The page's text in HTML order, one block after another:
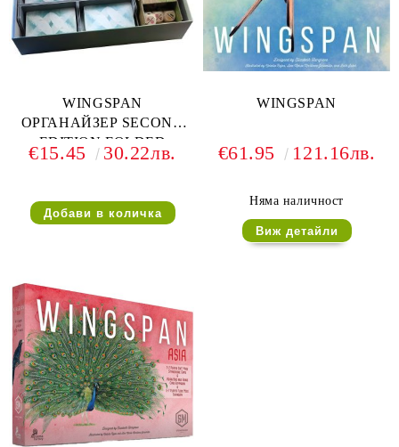
WINGSPAN
ОРГАНАЙЗЕР SECOND
EDITION FOLDED
SPACE
€15.45 30.22лв.
WINGSPAN
€61.95 121.16лв.
Няма наличност
Виж детайли